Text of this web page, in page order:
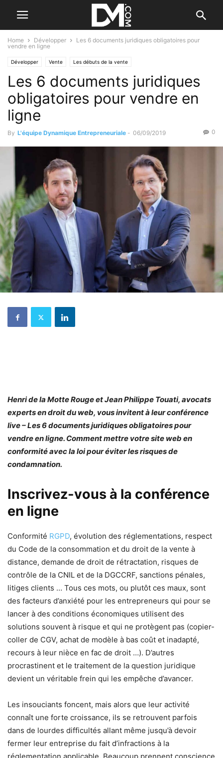
Home Développer
Les 6 documents juridiques obligatoires pour
vendre en ligne
Développer Vente Les débuts de la vente
Les 6 documents juridiques
obligatoires pour vendre en
ligne
By L'équipe Dynamique Entrepreneuriale - 06/09/2019 0
Henri de la Motte Rouge et Jean Philippe Touati, avocats
experts en droit du web, vous invitent à leur conférence
live – Les 6 documents juridiques obligatoires pour
vendre en ligne. Comment mettre votre site web en
conformité avec la loi pour éviter les risques de
condamnation.
Inscrivez-vous à la conférence
en ligne
Conformité RGPD, évolution des réglementations, respect
du Code de la consommation et du droit de la vente à
distance, demande de droit de rétractation, risques de
contrôle de la CNIL et de la DGCCRF, sanctions pénales,
litiges clients … Tous ces mots, ou plutôt ces maux, sont
des facteurs d’anxiété pour les entrepreneurs qui pour se
lancer à des conditions économiques utilisent des
solutions souvent à risque et qui ne protègent pas (copier-
coller de CGV, achat de modèle à bas coût et inadapté,
recours à leur nièce en fac de droit …). D’autres
procrastinent et le traitement de la question juridique
devient un véritable frein qui les empêche d’avancer.
Les insouciants foncent, mais alors que leur activité
connaît une forte croissance, ils se retrouvent parfois
dans de lourdes difficultés allant même jusqu’à devoir
fermer leur entreprise du fait d’infractions à la